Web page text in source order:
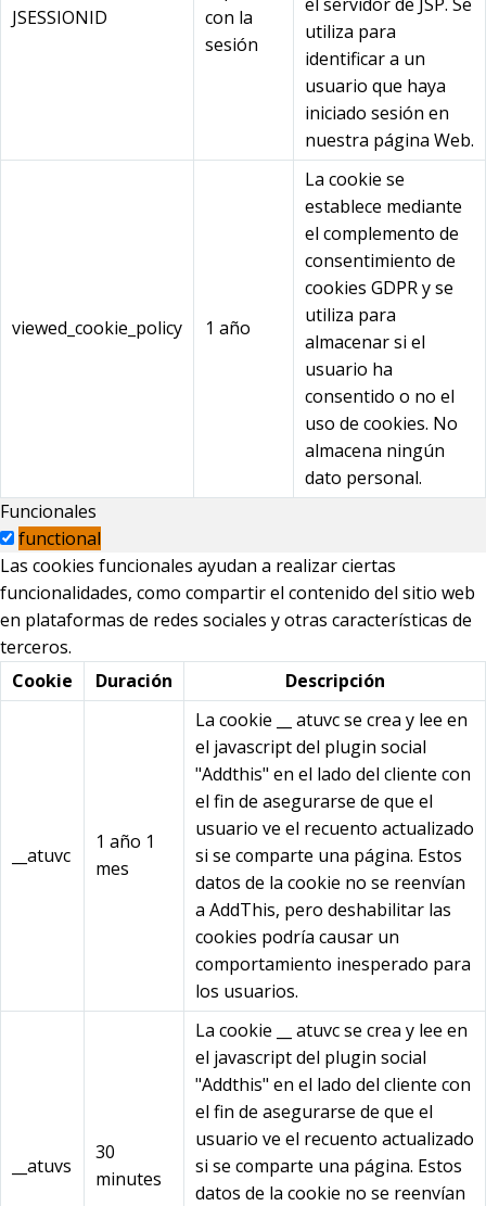
JSESSIONID
con la
sesión
utiliza para
identificar a un
usuario que haya
iniciado sesión en
nuestra página Web.
viewed_cookie_policy 1 año
La cookie se
establece mediante
el complemento de
consentimiento de
cookies GDPR y se
utiliza para
almacenar si el
usuario ha
consentido o no el
uso de cookies. No
almacena ningún
dato personal.
Funcionales
functional
Las cookies funcionales ayudan a realizar ciertas
funcionalidades, como compartir el contenido del sitio web
en plataformas de redes sociales y otras características de
terceros.
Cookie
Duración Descripción
__atuvc
1 año 1
mes
La cookie __ atuvc se crea y lee en
el javascript del plugin social
"Addthis" en el lado del cliente con
el fin de asegurarse de que el
usuario ve el recuento actualizado
si se comparte una página. Estos
datos de la cookie no se reenvían
a AddThis, pero deshabilitar las
cookies podría causar un
comportamiento inesperado para
los usuarios.
__atuvs
30
minutes
La cookie __ atuvc se crea y lee en
el javascript del plugin social
"Addthis" en el lado del cliente con
el fin de asegurarse de que el
usuario ve el recuento actualizado
si se comparte una página. Estos
datos de la cookie no se reenvían